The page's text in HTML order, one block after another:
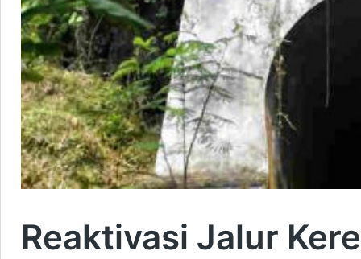
Reaktivasi Jalur